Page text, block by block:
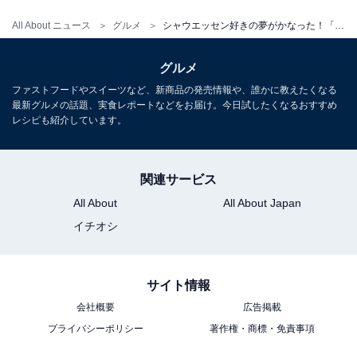
All About ニュース グルメ
ステーキとして焼いてそのまま食べるのもおいしい
厚みがあるシャウステーキ。中まで火を通すために薄く
切れ目を入れ、弱めの中火でじっくりと焼くとおいしく
仕上がります。
グルメ
ファストフードやスイーツなど、新商品の発売情報や、誰かに教えたくなる
最新グルメの話題、実食レポートなどをお届け。今日試したくなるおすすめ
レシピも紹介しています。
関連サービス
All About
All About Japan
イチオシ
サイト情報
会社概要
広告掲載
プライバシーポリシー
著作権・商標・免責事項